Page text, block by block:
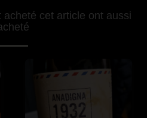
acheté cet article ont aussi